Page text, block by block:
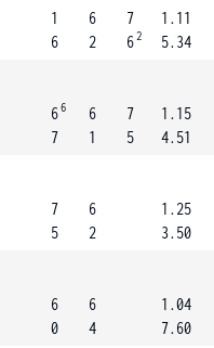
1
6
6
2
7
62
1.11
5.34
66
7
6
1
7
5
1.15
4.51
7
5
6
2
1.25
3.50
6
0
6
4
1.04
7.60